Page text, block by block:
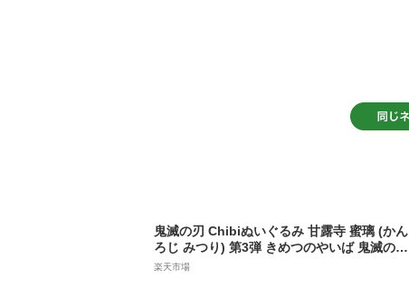
鬼滅の刃 Chibiぬいぐるみ 甘露寺 蜜璃 (かん
ろじ みつり) 第3弾 きめつのやいば 鬼滅の刃
グッズ 無限城編 【即納品】
楽天市場